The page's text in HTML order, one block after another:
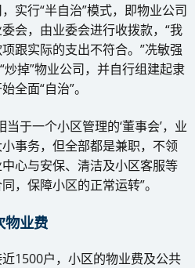
实行“半自治”模式，即物业公司
会，由业委会进行收拨款，“我
跟实际的支出不符合。”冼敏强
掉”物业公司，并自行组建起隶
全面“自治”。
于一个小区管理的‘董事会’，业
事务，但全部都是兼职，不领
心与安保、清洁及小区客服等
，保障小区的正常运转”。
物业费
1500户，小区的物业费及公共